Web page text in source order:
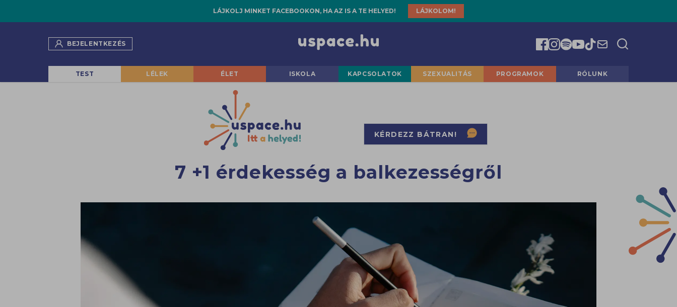
LÁJKOLJ MINKET FACEBOOKON, HA AZ IS A TE HELYED! LÁJKOLOM!
BEJELENTKEZÉS
TEST LÉLEK ÉLET ISKOLA KAPCSOLATOK SZEXUALITÁS PROGRAMOK RÓLUNK
KÉRDEZZ BÁTRAN!
7 +1 érdekesség a balkezességről